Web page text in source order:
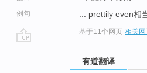
例句
... prettily even相
基于11个网页-相关
有道翻译